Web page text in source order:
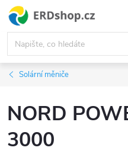
Přejít
obsah
Solární měniče
NORD
3000